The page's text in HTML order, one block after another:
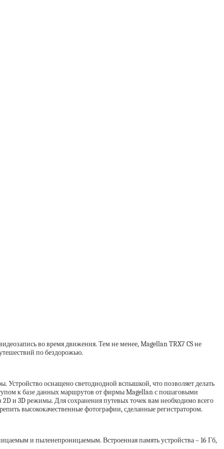
во время движения. Тем не менее, Magellan TRX7 CS не
по бездорожью.
Устройство оснащено светодиодной вспышкой, что позволяет делать
к базе данных маршрутов от фирмы Magellan с пошаговыми
и 3D режимы. Для сохранения путевых точек вам необходимо всего
высококачественные фотографии, сделанные регистратором.
и пыленепроницаемым. Встроенная память устройства – 16 Гб,